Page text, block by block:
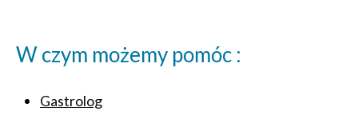
W czym możemy pomóc :
Gastrolog